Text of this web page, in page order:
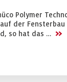
Polymer
der Fensterbau
so hat das … >>